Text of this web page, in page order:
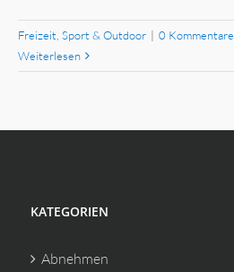
Freizeit, Sport & Outdoor | 0 Kommentare
Weiterlesen
KATEGORIEN
Abnehmen